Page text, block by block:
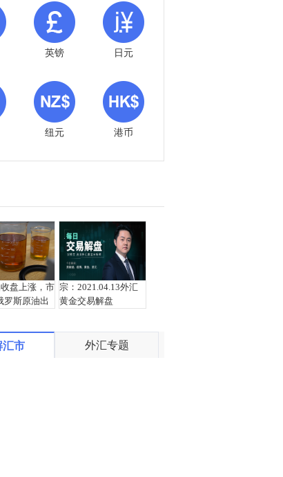
英镑 日元
纽元 港币
盘上涨，市
罗斯原油出
宗：2021.04.13外汇
黄金交易解盘
汇市 外汇专题